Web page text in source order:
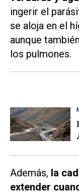
ingerir el
se aloja en el
aunque
los pulmones.
Además, la
extender